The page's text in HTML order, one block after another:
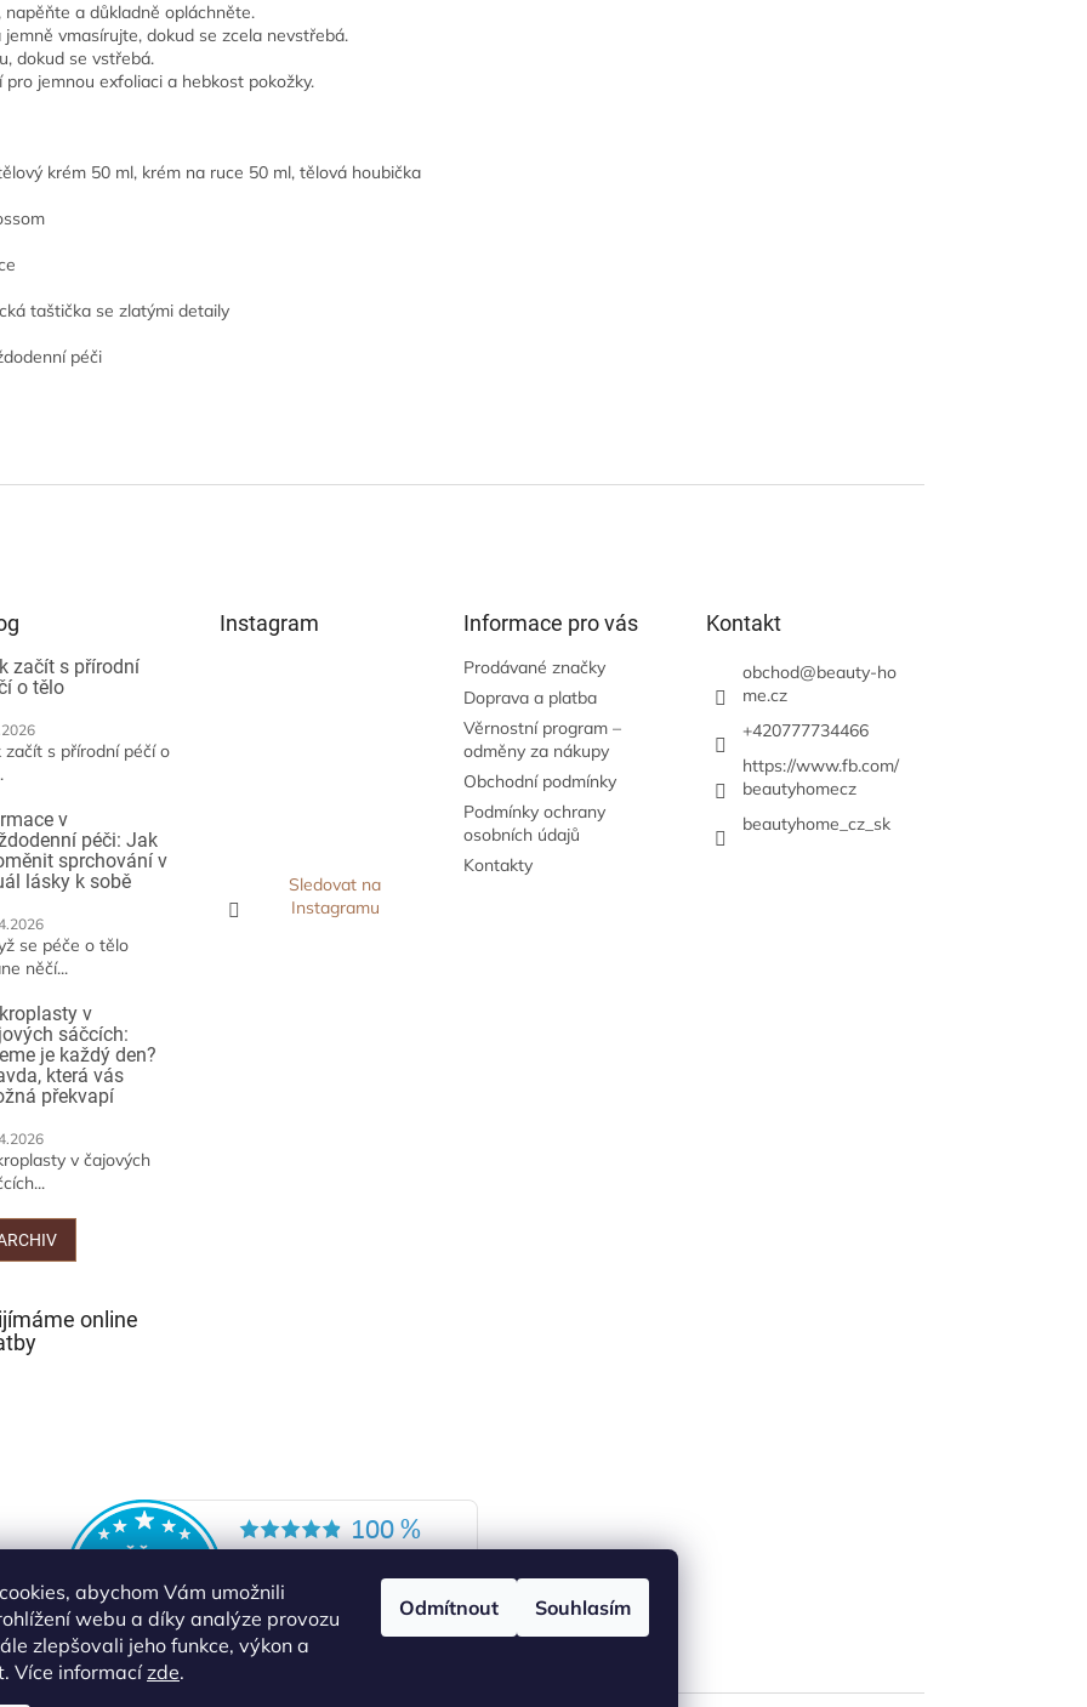
abychom Vám umožnili
webu a díky analýze provozu
zlepšovali jeho funkce, výkon a
Více informacízde.
Odmítnout Souhlasím
a důkladně opláchněte.
vmasírujte, dokud se zcela nevstřebá.
dokud se vstřebá.
jemnou exfoliaci a hebkost pokožky.
krém 50 ml, krém na ruce 50 ml, tělová houbička
taštička se zlatými detaily
péči
začít s přírodní
o tělo
začít s přírodní péčí o
v
péči: Jak
sprchování v
lásky k sobě
se péče o tělo
něčí...
v
sáčcích:
je každý den?
která vás
překvapí
v čajových
Instagram
Sledovat na
Instagramu
Informace pro vás
Prodávané značky
Doprava a platba
Věrnostní program –
odměny za nákupy
Obchodní podmínky
Podmínky ochrany
osobních údajů
Kontakty
Kontakt
obchod@beauty-ho
me.cz
+420777734466
https://www.fb.com/
beautyhomecz
beautyhome_cz_sk
online